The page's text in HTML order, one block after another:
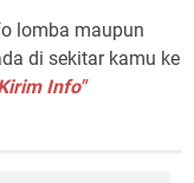
lomba maupun
di sekitar kamu ke
Info"